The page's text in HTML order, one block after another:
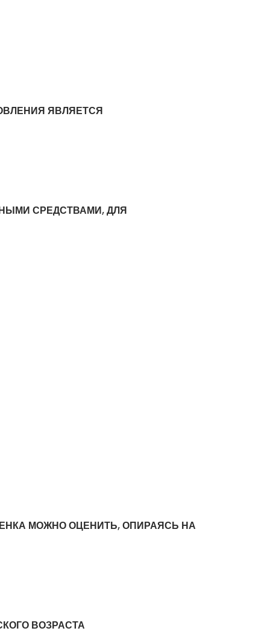
ЯВЛЯЕТСЯ
СРЕДСТВАМИ, ДЛЯ
МОЖНО ОЦЕНИТЬ, ОПИРАЯСЬ НА
ВОЗРАСТА